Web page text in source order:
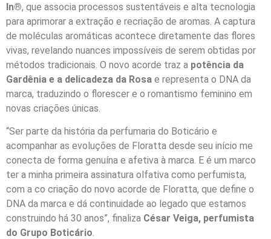
In®, que associa processos sustentáveis e alta tecnologia
para aprimorar a extração e recriação de aromas. A captura
de moléculas aromáticas acontece diretamente das flores
vivas, revelando nuances impossíveis de serem obtidas por
métodos tradicionais. O novo acorde traz a potência da
Gardênia e a delicadeza da Rosa e representa o DNA da
marca, traduzindo o florescer e o romantismo feminino em
novas criações únicas.
“Ser parte da história da perfumaria do Boticário e
acompanhar as evoluções de Floratta desde seu início me
conecta de forma genuína e afetiva à marca. E é um marco
ter a minha primeira assinatura olfativa como perfumista,
com a co criação do novo acorde de Floratta, que define o
DNA da marca e dá continuidade ao legado que estamos
construindo há 30 anos”, finaliza César Veiga, perfumista
do Grupo Boticário.